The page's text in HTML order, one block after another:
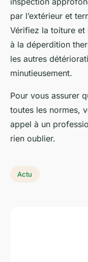
par l’extérieur et
Vérifiez la toiture
à la déperdition
les autres
minutieusement.
Pour vous assurer
toutes les normes,
appel à un
rien oublier.
Actu